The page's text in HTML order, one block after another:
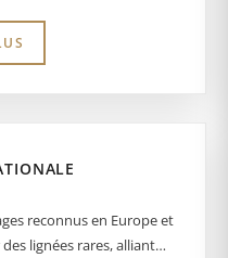
reconnus en Europe et